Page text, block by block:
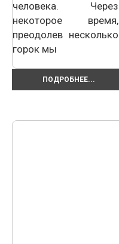
человека. Через
некоторое время,
преодолев несколько
горок мы
ПОДРОБНЕЕ...